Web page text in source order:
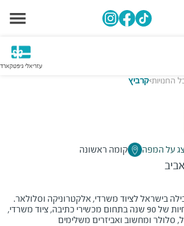
עזריאלי גיפטקארד
החנויות>קרביץ
על המפה קומה ראשונה
בישראל לציוד משרדי, אלקטרוניקה וסלולאר.
לחברת וותק, נסיון וממחיות של 90 שנה בתחום מכשירי כתיבה, ציוד משרדי,
סלולר ומחשוב ואביזרים משלימים